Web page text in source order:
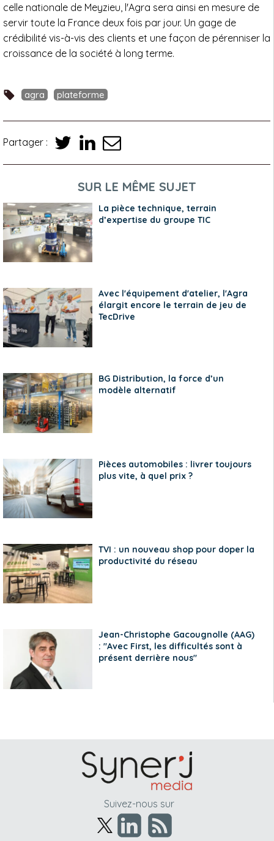
celle nationale de Meyzieu, l'Agra sera ainsi en mesure de
servir toute la France deux fois par jour. Un gage de
crédibilité vis-à-vis des clients et une façon de pérenniser la
croissance de la société à long terme.
agra plateforme
Partager :
SUR LE MÊME SUJET
La pièce technique, terrain
d’expertise du groupe TIC
Avec l'équipement d'atelier, l'Agra
élargit encore le terrain de jeu de
TecDrive
BG Distribution, la force d’un
modèle alternatif
Pièces automobiles : livrer toujours
plus vite, à quel prix ?
TVI : un nouveau shop pour doper la
productivité du réseau
Jean-Christophe Gacougnolle (AAG)
: "Avec First, les difficultés sont à
présent derrière nous"
Suivez-nous sur